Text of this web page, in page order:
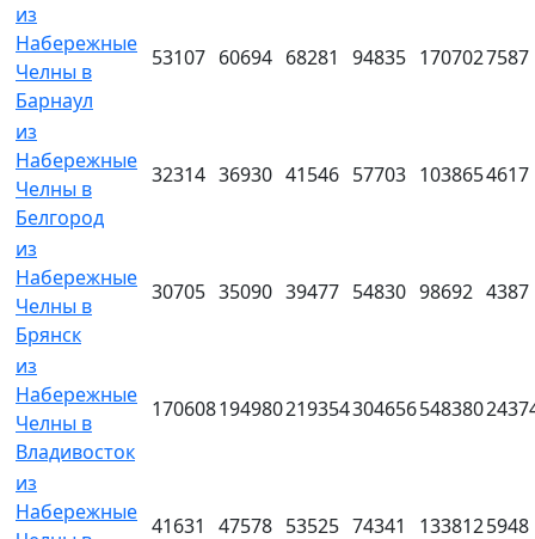
из
Набережные
Челны в
Барнаул
53107 60694 68281 94835 1707027587
из
Набережные
Челны в
Белгород
32314 36930 41546 57703 1038654617
из
Набережные
Челны в
Брянск
30705 35090 39477 54830 98692 4387
из
Набережные
Челны в
Владивосток
170608194980219354304656548380
из
Набережные
41631 47578 53525 74341 1338125948